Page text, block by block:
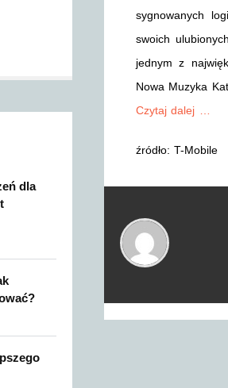
sygnowanych
swoich
jednym z
Nowa Muzyka
Czytaj dalej …
źródło: T-Mobile
dla